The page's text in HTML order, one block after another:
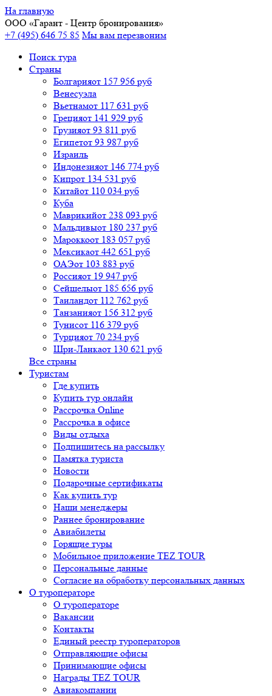
На главную
ООО «Гарант - Центр бронирования»
+7 (495) 646 75 85 Мы вам перезвоним
Поиск тура
Cтраны
Болгарияот 157 956 руб
Венесуэла
Вьетнамот 117 631 руб
Грецияот 141 929 руб
Грузияот 93 811 руб
Египетот 93 987 руб
Израиль
Индонезияот 146 774 руб
Кипрот 134 531 руб
Китайот 110 034 руб
Куба
Маврикийот 238 093 руб
Мальдивыот 180 237 руб
Мароккоот 183 057 руб
Мексикаот 442 651 руб
ОАЭот 103 883 руб
Россияот 19 947 руб
Сейшелыот 185 656 руб
Таиландот 112 762 руб
Танзанияот 156 312 руб
Тунисот 116 379 руб
Турцияот 70 234 руб
Шри-Ланкаот 130 621 руб
Все страны
Туристам
Где купить
Купить тур онлайн
Рассрочка Online
Рассрочка в офисе
Виды отдыха
Подпишитесь на рассылку
Памятка туриста
Новости
Подарочные сертификаты
Как купить тур
Наши менеджеры
Раннее бронирование
Авиабилеты
Горящие туры
Мобильное приложение TEZ TOUR
Персональные данные
Согласие на обработку персональных данных
О туроператоре
О туроператоре
Вакансии
Контакты
Единый реестр туроператоров
Отправляющие офисы
Принимающие офисы
Награды TEZ TOUR
Авиакомпании